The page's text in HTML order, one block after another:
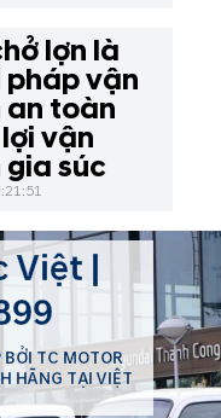
lợn là
pháp vận
an toàn
vận
gia súc
Việt |
BỞI TC MOTOR
HÃNG TẠI VIỆT